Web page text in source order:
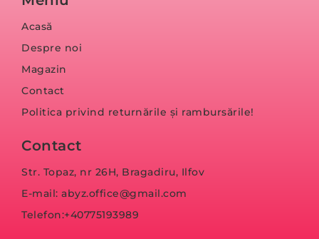
Acasă
Despre noi
Magazin
Contact
Politica privind returnările și rambursările!
Contact
Str. Topaz, nr 26H, Bragadiru, Ilfov
E-mail: abyz.office@gmail.com
Telefon:+40775193989